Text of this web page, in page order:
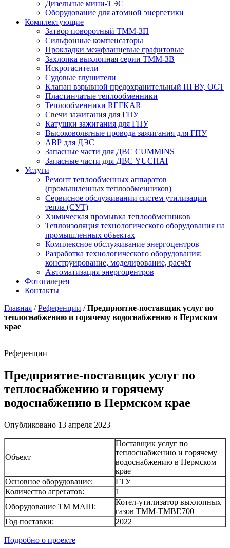
Дизельные мини-ТЭС
Оборудование для атомной энергетики
Комплектующие
Затвор поворотный ТММ-ЗП
Сильфонные компенсаторы
Прокладки межфланцевые графитовые
Захлопка выхлопная серии ТММ-ЗВ
Искрогасители
Судовые глушители
Клапан взрывной предохранительный ПГВУ, ОСТ
Пластинчатые теплообменники
Теплообменники REFKAR
Свечи зажигания для ГПУ
Катушки зажигания для ГПУ
Высоковольтные провода зажигания для ГПУ
АВР для ДЭС
Запасные части для ДВС CUMMINS
Запасные части для ДВС YUCHAI
Услуги
Ремонт теплообменных аппаратов
(промышленных теплообменников)
Сервисное обслуживании систем утилизации
тепла (СУТ)
Химическая промывка теплообменников
Теплоизоляция технологического оборудования на
промышленных объектах
Комплексное обслуживание энергоцентров
Разработка технологического оборудования:
конструирование, моделирование, расчёт
Автоматизация энергоцентров
Фотогалерея
Контакты
Главная /Референции /Предприятие-поставщик услуг по
теплоснабжению и горячему водоснабжению в Пермском
крае
Референции
Предприятие-поставщик услуг по
теплоснабжению и горячему
водоснабжению в Пермском крае
Опубликовано 13 апреля 2023
Объект
Поставщик услуг по
теплоснабжению и горячему
водоснабжению в Пермском
крае
Основное оборудование:
ГТУ
Количество агрегатов:
1
Оборудование ТМ МАШ:
Котел-утилизатор выхлопных
газов ТММ-ТМВГ.700
Год поставки:
2022
Подробно о проекте